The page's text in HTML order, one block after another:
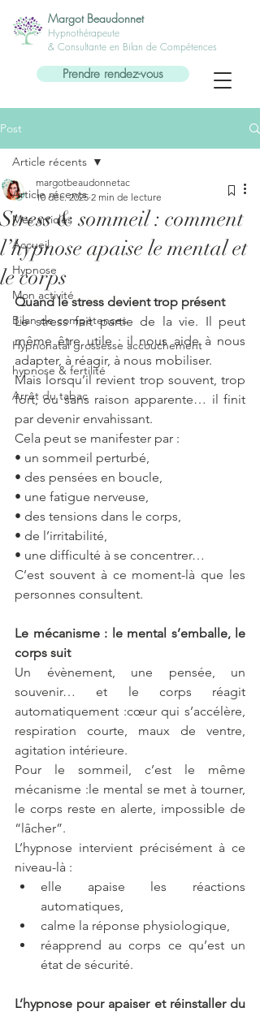
Prendre rendez-vous
Margot Beaudonnet
Hypnothérapeute
& Consultante en Bilan de Compétences
Post
Article récents
Mes articles
Accueil
Hypnose
Mon activité
Bilan de compétences
Hypnonatal grossesse accouchement
hypnose & fertilité
Arrêt du tabac
Article récents
Stress & sommeil : comment
l’hypnose apaise le mental et
le corps
margotbeaudonnetac
10 déc. 2025 2 min de lecture
Quand le stress devient trop présent
Le stress fait partie de la vie. Il peut
même être utile : il nous aide à nous
adapter, à réagir, à nous mobiliser.
Mais lorsqu’il revient trop souvent, trop
fort, ou sans raison apparente… il finit
par devenir envahissant.
Cela peut se manifester par :
• un sommeil perturbé,
• des pensées en boucle,
• une fatigue nerveuse,
• des tensions dans le corps,
• de l’irritabilité,
• une difficulté à se concentrer…
C’est souvent à ce moment-là que les
personnes consultent.
Le mécanisme : le mental s’emballe, le
corps suit
Un évènement, une pensée, un
souvenir… et le corps réagit
automatiquement :cœur qui s’accélère,
respiration courte, maux de ventre,
agitation intérieure.
Pour le sommeil, c’est le même
mécanisme :le mental se met à tourner,
le corps reste en alerte, impossible de
“lâcher”.
L’hypnose intervient précisément à ce
niveau-là :
elle apaise les réactions
automatiques,
calme la réponse physiologique,
réapprend au corps ce qu’est un
état de sécurité.
L’hypnose pour apaiser et réinstaller du